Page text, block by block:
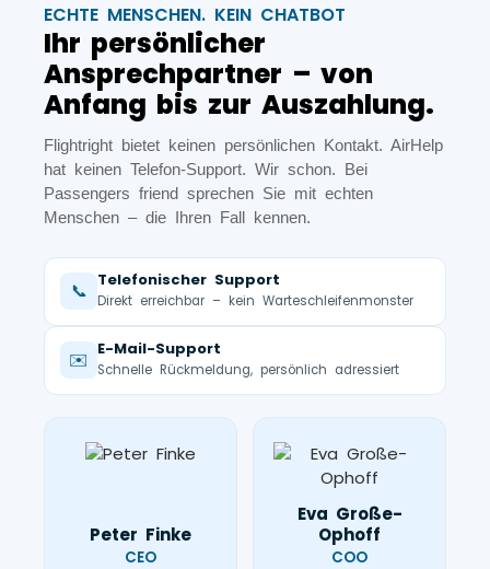
ECHTE MENSCHEN. KEIN CHATBOT
Ihr persönlicher
Ansprechpartner – von
Anfang bis zur Auszahlung.
Flightright bietet keinen persönlichen Kontakt. AirHelp
hat keinen Telefon-Support. Wir schon. Bei
Passengers friend sprechen Sie mit echten
Menschen – die Ihren Fall kennen.
📞 Telefonischer Support
Direkt erreichbar – kein Warteschleifenmonster
✉️ E-Mail-Support
Schnelle Rückmeldung, persönlich adressiert
Peter Finke
CEO
Eva Große-
Ophoff
COO